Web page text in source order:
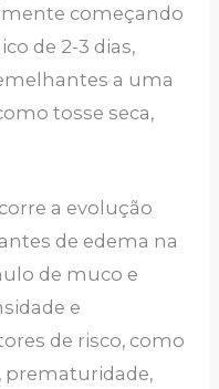
começando
de 2-3 dias,
a uma
tosse seca,
a evolução
de edema na
de muco e
e
de risco, como
prematuridade,